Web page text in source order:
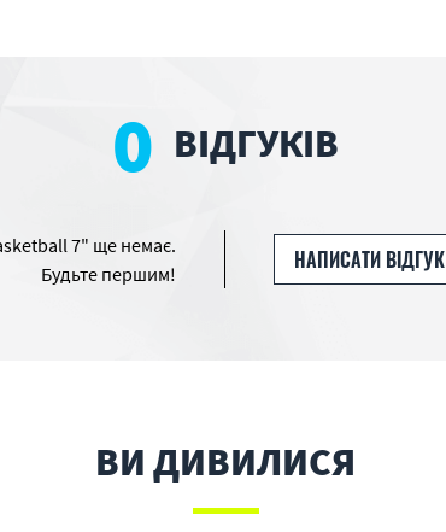
0 ВІДГУКІВ
7" ще немає.
Будьте першим!
НАПИСАТИ ВІДГУК
ВИ ДИВИЛИСЯ